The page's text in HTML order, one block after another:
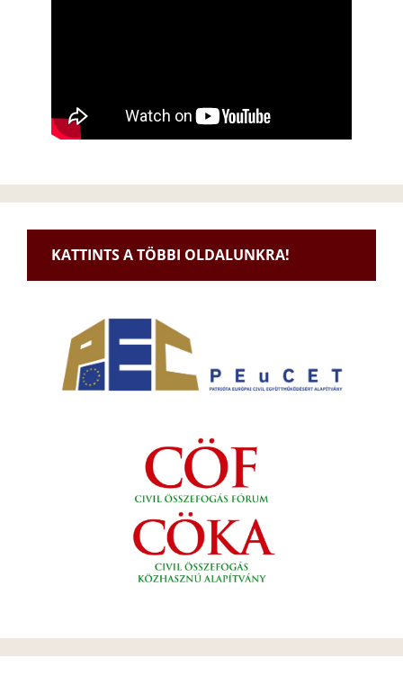
KATTINTS A TÖBBI OLDALUNKRA!